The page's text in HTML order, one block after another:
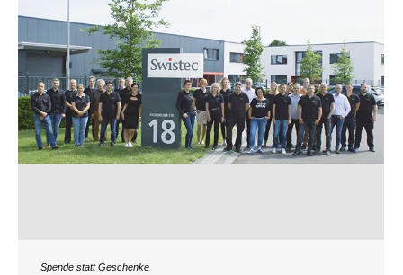
Spende statt Geschenke